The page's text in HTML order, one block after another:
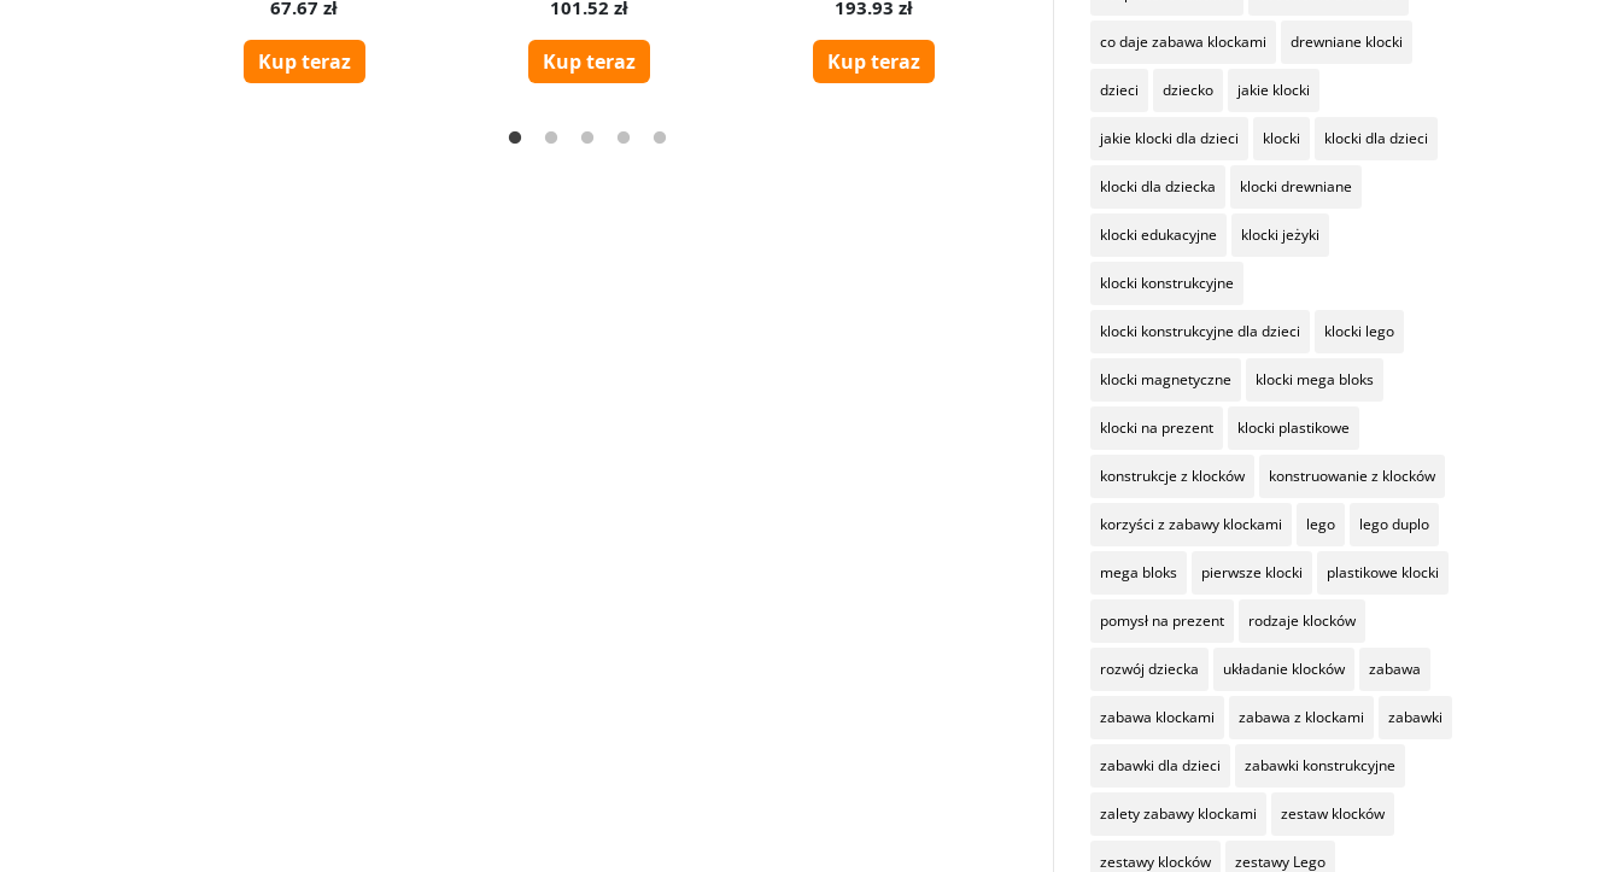
co daje zabawa klockami drewniane klocki
dzieci dziecko jakie klocki
jakie klocki dla dzieci klocki klocki dla dzieci
klocki dla dziecka klocki drewniane
klocki edukacyjne klocki jeżyki
klocki konstrukcyjne
klocki konstrukcyjne dla dzieci klocki lego
klocki magnetyczne klocki mega bloks
klocki na prezent klocki plastikowe
konstrukcje z klocków konstruowanie z klocków
korzyści z zabawy klockami lego lego duplo
mega bloks pierwsze klocki plastikowe klocki
pomysł na prezent rodzaje klocków
rozwój dziecka układanie klocków zabawa
zabawa klockami zabawa z klockami zabawki
zabawki dla dzieci zabawki konstrukcyjne
zalety zabawy klockami zestaw klocków
zestawy klocków zestawy Lego